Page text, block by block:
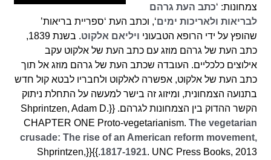
צמחונות: ‘כתב העת גרהם
לבריאות ולאריכות ימים‘, וכתב העת ‘ספריית בריאות’
שהופץ על ידי הרופא הטבעוני ויליאם אלקוט
. בשנת 1839,
כתב העת של גרהם מוזג עם כתב העת של אלקוט עקב
אילוצים כלכליים. העובדה שכתב העת של גרהם מוזג אל תוך
כתב העת של אלקוט, אפשרה לאלקוט ולחבריו לבטא קול חדש
בתנועה הצמחונית, ומיזוג זה בישר למעשה על התחלת ניתוק
הקשר ההדוק בין הצמחונות לגרהם. {{Shprintzen, Adam D.
CHAPTER ONE Proto-vegetarianism. The vegetarian
crusade: The rise of an American reform movement,
1817-1921
. UNC Press Books, 2013.}}{{Shprintzen,